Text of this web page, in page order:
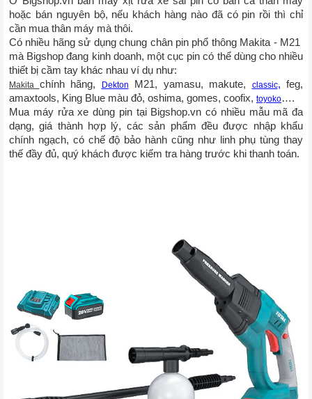
hoặc bán nguyên bộ, nếu khách hàng nào đã có pin rồi thì chỉ
cần mua thân máy mà thôi.
Có nhiều hãng sử dụng chung chân pin phổ thông Makita - M21
mà Bigshop đang kinh doanh, một cục pin có thể dùng cho nhiều
thiết bị cầm tay khác nhau ví dụ như:
Makita chính hãng, Dekton M21, yamasu, makute, classic, feg,
amaxtools, King Blue màu đỏ, oshima, gomes, coofix, toyoko….
Mua máy rửa xe dùng pin tại Bigshop.vn có nhiều mẫu mã đa
dạng, giá thành hợp lý, các sản phẩm đều được nhập khẩu
chính ngạch, có chế độ bảo hành cũng như linh phụ tùng thay
thế đầy đủ, quý khách được kiểm tra hàng trước khi thanh toán.